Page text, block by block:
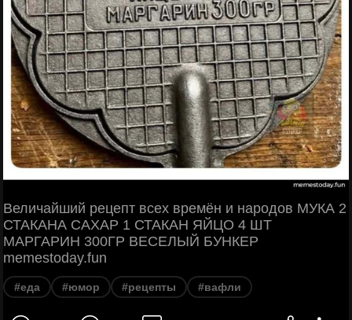
Величайший рецепт всех времён и народов МУКА 2
СТАКАНА САХАР 1 СТАКАН ЯЙЦО 4 ШТ
МАРГАРИН 300ГР ВЕСЕЛЫЙ БУНКЕР
memestoday.fun
#еда #юмор #рецепты #вафли